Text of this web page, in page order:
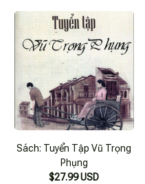
Sách: Tuyển Tập Vũ Trọng
Phụng
$27.99 USD